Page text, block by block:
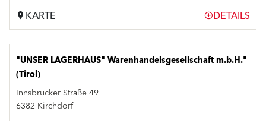
KARTE DETAILS
"UNSER LAGERHAUS" Warenhandelsgesellschaft m.b.H."
(Tirol)
Innsbrucker Straße 49
6382 Kirchdorf